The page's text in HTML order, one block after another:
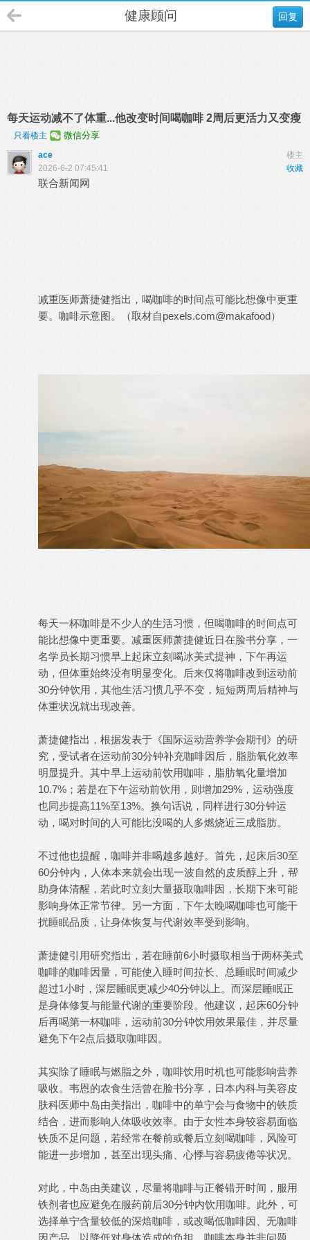
回复
健康顾问
每天运动减不了体重...他改变时间喝咖啡 2周后更活力又变瘦
只看楼主 微信分享
楼主
ace
收藏
2026-6-2 07:45:41
联合新闻网
减重医师萧捷健指出，喝咖啡的时间点可能比想像中更重
要。咖啡示意图。（取材自pexels.com@makafood）
每天一杯咖啡是不少人的生活习惯，但喝咖啡的时间点可
能比想像中更重要。减重医师萧捷健近日在脸书分享，一
名学员长期习惯早上起床立刻喝冰美式提神，下午再运
动，但体重始终没有明显变化。后来仅将咖啡改到运动前
30分钟饮用，其他生活习惯几乎不变，短短两周后精神与
体重状况就出现改善。
萧捷健指出，根据发表于《国际运动营养学会期刊》的研
究，受试者在运动前30分钟补充咖啡因后，脂肪氧化效率
明显提升。其中早上运动前饮用咖啡，脂肪氧化量增加
10.7%；若是在下午运动前饮用，则增加29%，运动强度
也同步提高11%至13%。换句话说，同样进行30分钟运
动，喝对时间的人可能比没喝的人多燃烧近三成脂肪。
不过他也提醒，咖啡并非喝越多越好。首先，起床后30至
60分钟内，人体本来就会出现一波自然的皮质醇上升，帮
助身体清醒，若此时立刻大量摄取咖啡因，长期下来可能
影响身体正常节律。另一方面，下午太晚喝咖啡也可能干
扰睡眠品质，让身体恢复与代谢效率受到影响。
萧捷健引用研究指出，若在睡前6小时摄取相当于两杯美式
咖啡的咖啡因量，可能使入睡时间拉长、总睡眠时间减少
超过1小时，深层睡眠更减少40分钟以上。而深层睡眠正
是身体修复与能量代谢的重要阶段。他建议，起床60分钟
后再喝第一杯咖啡，运动前30分钟饮用效果最佳，并尽量
避免下午2点后摄取咖啡因。
其实除了睡眠与燃脂之外，咖啡饮用时机也可能影响营养
吸收。韦恩的农食生活曾在脸书分享，日本内科与美容皮
肤科医师中岛由美指出，咖啡中的单宁会与食物中的铁质
结合，进而影响人体吸收效率。由于女性本身较容易面临
铁质不足问题，若经常在餐前或餐后立刻喝咖啡，风险可
能进一步增加，甚至出现头痛、心悸与容易疲倦等状况。
对此，中岛由美建议，尽量将咖啡与正餐错开时间，服用
铁剂者也应避免在服药前后30分钟内饮用咖啡。此外，可
选择单宁含量较低的深焙咖啡，或改喝低咖啡因、无咖啡
因产品，以降低对身体造成的负担。咖啡本身并非问题，